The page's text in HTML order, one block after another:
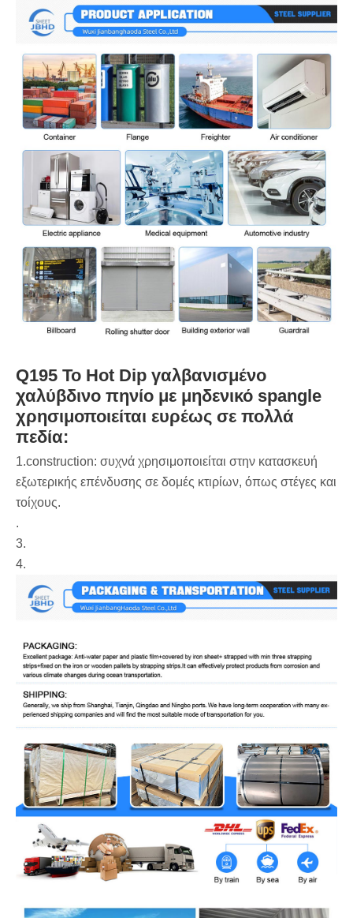
Q195 Το Hot Dip γαλβανισμένο
χαλύβδινο πηνίο με μηδενικό spangle
χρησιμοποιείται ευρέως σε πολλά
πεδία:
‌1.construction‌: συχνά χρησιμοποιείται στην κατασκευή
εξωτερικής επένδυσης σε δομές κτιρίων, όπως στέγες και
τοίχους.
‌.
‌3.
‌4.